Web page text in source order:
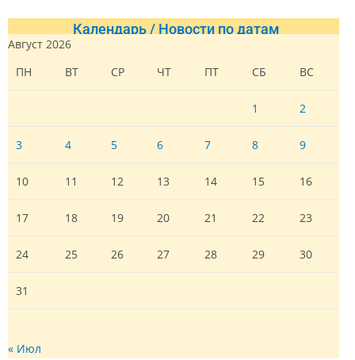
Календарь / Новости по датам
Август 2026
ПН
ВТ СР ЧТ ПТ СБ ВС
1 2
3 4 5 6 7 8 9
10 11 12 13 14 15 16
17 18 19 20 21 22 23
24 25 26 27 28 29 30
31
« Июл